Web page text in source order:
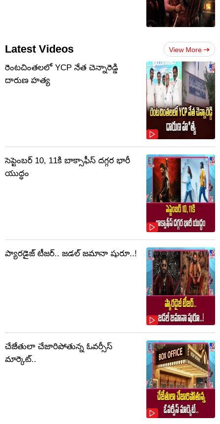
Latest Videos View More
రెంటచింతలలో YCP నేత చెన్నారెడ్డి
దారుణ హత్య
సెప్టెంబర్‌ 10, 11కి బాక్సాఫీస్ దగ్గర భారీ
యుద్ధం
ప్యారడైజ్ టీజర్.. జడల్ జమానా షురూ..!
చేజేతులా చేజారిపోతున్న ఓవర్సీస్
మార్కెట్..